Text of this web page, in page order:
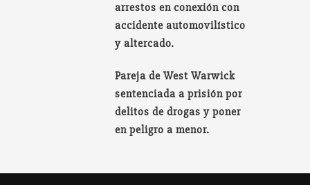
arrestos en conexión con
accidente automovilístico
y altercado.
Pareja de West Warwick
sentenciada a prisión por
delitos de drogas y poner
en peligro a menor.